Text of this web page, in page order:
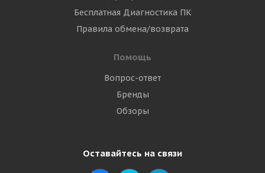
Бесплатная Диагностика ПК
Правила обмена/возврата
Помощь
Вопрос-ответ
Бренды
Обзоры
Оставайтесь на связи